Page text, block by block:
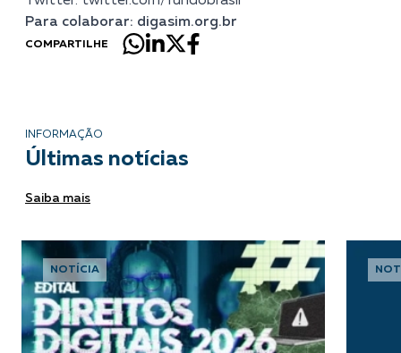
Para colaborar: digasim.org.br
COMPARTILHE
INFORMAÇÃO
Últimas notícias
Saiba mais
NOTÍCIA